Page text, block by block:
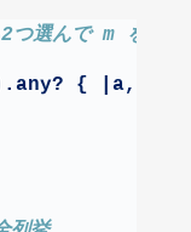
選んで m を作れ